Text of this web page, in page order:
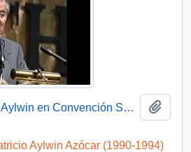
Discurso Presidente Aylwin en Convención Santiago: Video
Aylwin Azócar (1990-1994)